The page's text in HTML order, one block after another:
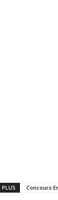
PLUS Concours